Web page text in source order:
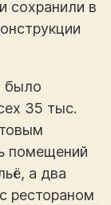
сохранили в
было
35 тыс.
помещений
а два
рестораном